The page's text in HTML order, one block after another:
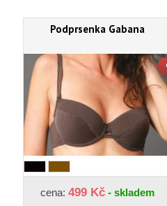
Podprsenka Gabana
cena: 499 Kč - skladem